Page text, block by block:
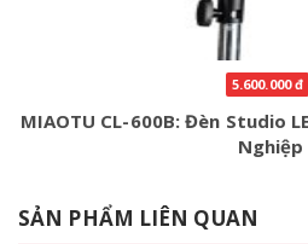
5.600.000 đ
MIAOTU CL-600B: Đèn Studio
Nghiệp
SẢN PHẨM LIÊN QUAN